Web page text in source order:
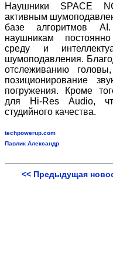
Наушники SPACE
активным
базе алгоритмов
наушникам
среду и
шумоподавления.
отслеживанию
позиционирование
погружения. Кроме
для Hi-Res Audio,
студийного качества.
techpowerup.com
Павлик Александр
<< Предыдущая